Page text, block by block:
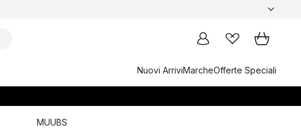
Nuovi ArriviMarcheOfferte Speciali
MUUBS